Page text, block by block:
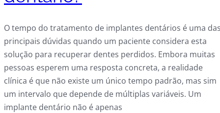
O tempo do tratamento de implantes dentários é uma
principais dúvidas quando um paciente considera esta
solução para recuperar dentes perdidos. Embora muitas
pessoas esperem uma resposta concreta, a realidade
clínica é que não existe um único tempo padrão, mas sim
um intervalo que depende de múltiplas variáveis. Um
implante dentário não é apenas